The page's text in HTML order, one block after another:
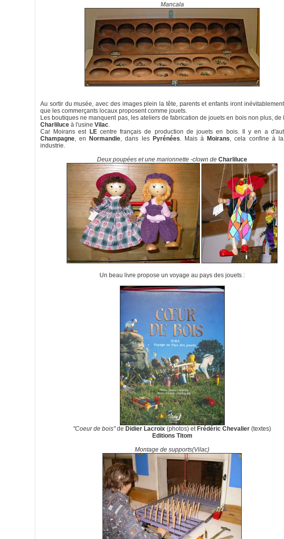
Mancala
Au sortir du musée, avec des images plein la tête, parents et enfants iront
que les commerçants locaux proposent comme jouets.
Les boutiques ne manquent pas, les ateliers de fabrication de jouets en bois non plus, de
Charliluce à l'usine Vilac.
Car Moirans est LEcentre français de production de jouets en bois. Il y en a
Champagne, en Normandie, dans les Pyrénées. Mais à Moirans, cela confine à
industrie.
Deux poupées et une marionnette -clown de Charliluce
Un beau livre propose un voyage au pays des jouets :
"Coeur de bois"de Didier Lacroix (photos) et Frédéric Chevalier (textes)
Editions Titom
Montage de supports(Vilac)